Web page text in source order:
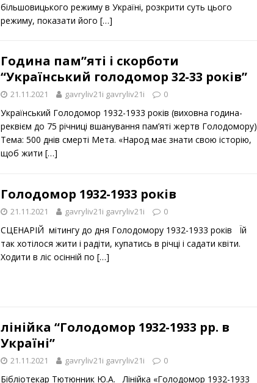
більшовицького режиму в Україні, розкрити суть цього
режиму, показати його […]
Година пам”яті і скорботи
“Український голодомор 32-33 років”
21.11.2021 gavryliv21i gavryliv21i 0
Український Голодомор 1932-1933 років (виховна година-
реквієм до 75 річниці вшанування пам’яті жертв Голодомору)
Тема: 500 днів смерті Мета. «Народ має знати свою історію,
щоб жити […]
Голодомор 1932-1933 років
21.11.2021 gavryliv21i gavryliv21i 0
СЦЕНАРІЙ мітингу до дня Голодомору 1932-1933 років Їй
так хотілося жити і радіти, купатись в річці і садати квіти.
Ходити в ліс осінній по […]
лінійка “Голодомор 1932-1933 рр. в
Україні”
21.11.2021 gavryliv21i gavryliv21i 0
Бібліотекар Тютюнник Ю.А. Лінійка «Голодомор 1932-1933